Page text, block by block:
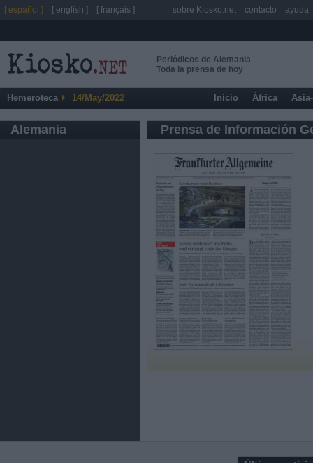
Periódicos de Alemania
Toda la prensa de hoy
Hemeroteca 14/May/2022 Inicio África
Alemania Prensa de Información
[ español ] [ english ] [ français ] sobre Kiosko.net contacto ayuda